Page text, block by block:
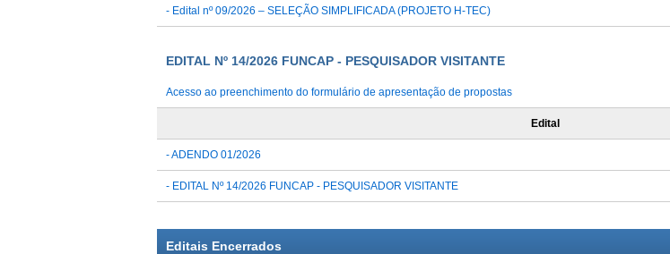
- Edital nº 09/2026 – SELEÇÃO SIMPLIFICADA (PROJETO H-TEC)
EDITAL Nº 14/2026 FUNCAP - PESQUISADOR VISITANTE
Acesso ao preenchimento do formulário de apresentação de propostas
Edital
- ADENDO 01/2026
- EDITAL Nº 14/2026 FUNCAP - PESQUISADOR VISITANTE
Editais Encerrados